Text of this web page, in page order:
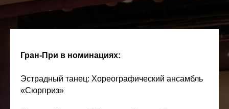
Гран-При в номинациях:
Эстрадный танец: Хореографический ансамбль
«Сюрприз»